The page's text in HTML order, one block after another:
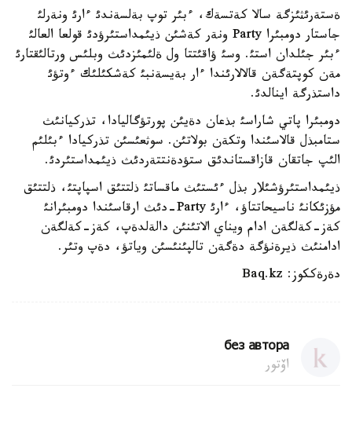
ةستةرئثئزگة سالا كةتسةك، ءبئر توپ بةلسةندئ ءارئ ونةرلئ
جاستار دومبئرا Party ونةر كةشئن ذيئمداستئرؤدئ قولعا العالئ
ءبئر جئلدان استئ. وسئ ؤاقئتتا ول ةلئمئزدئث وبلئس ورتالئقتارئ
مةن كوپتةگةن قالالارئندا ءار بةيسةنبئ كةشكئلئك ءوتؤئ
داستذرگة اينالدئ.
دومبئرا پاتي شاراسئ بذعان دةيئن پورتؤگاليادا، تذركيانئث
ستامبذل قالاسئندا وتكةن بولاتئن. سوثعئسئن تذركيادا ءبئلئم
الئپ جاتقان قازاقستاندئق ستؤدةنتتةردئث ذيئمداستئردئ.
ذيئمداستئرؤشئلار بذل ءئستئث ماقساتئ ذلتتئق اسپاپتئ، ذلتتئق
مؤزئكانئ ناسيحاتتاؤ، ءارئ Party-دئث ارقاسئندا دومبئرانئ
كةز-كةلگةن ادام ويناي الاتئنئن دالةلدةپ، كةز-كةلگةن
ادامنئث ذيرةنؤگة دةگةن تالپئنئسئن وياتؤ، دةپ وتئر.
دةرةككوز: Baq.kz
без автора
اۆتور